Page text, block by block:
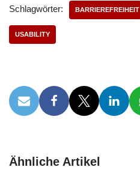
Schlagwörter: BARRIEREFREIHEIT
USABILITY
Ähnliche Artikel